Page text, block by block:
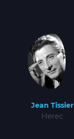
Jean Tissier
Herec